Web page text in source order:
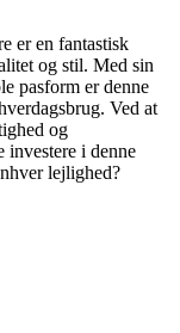
er en fantastisk
og stil. Med sin
pasform er denne
Ved at
og
investere i denne
lejlighed?